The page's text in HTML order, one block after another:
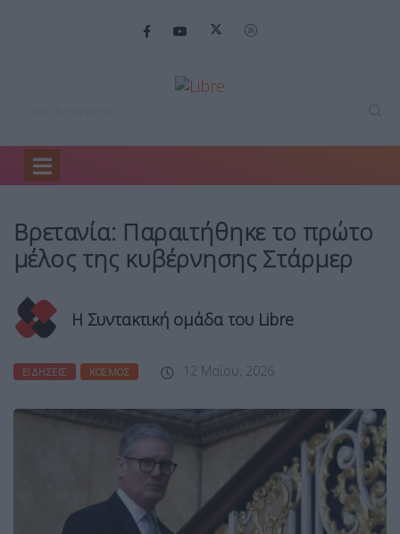
Home
Βρετανία: Παραιτήθηκε το πρώτο
μέλος της κυβέρνησης Στάρμερ
Η Συντακτική ομάδα του Libre
ΕΙΔΉΣΕΙΣ ΚΌΣΜΟΣ 12 Μαΐου, 2026